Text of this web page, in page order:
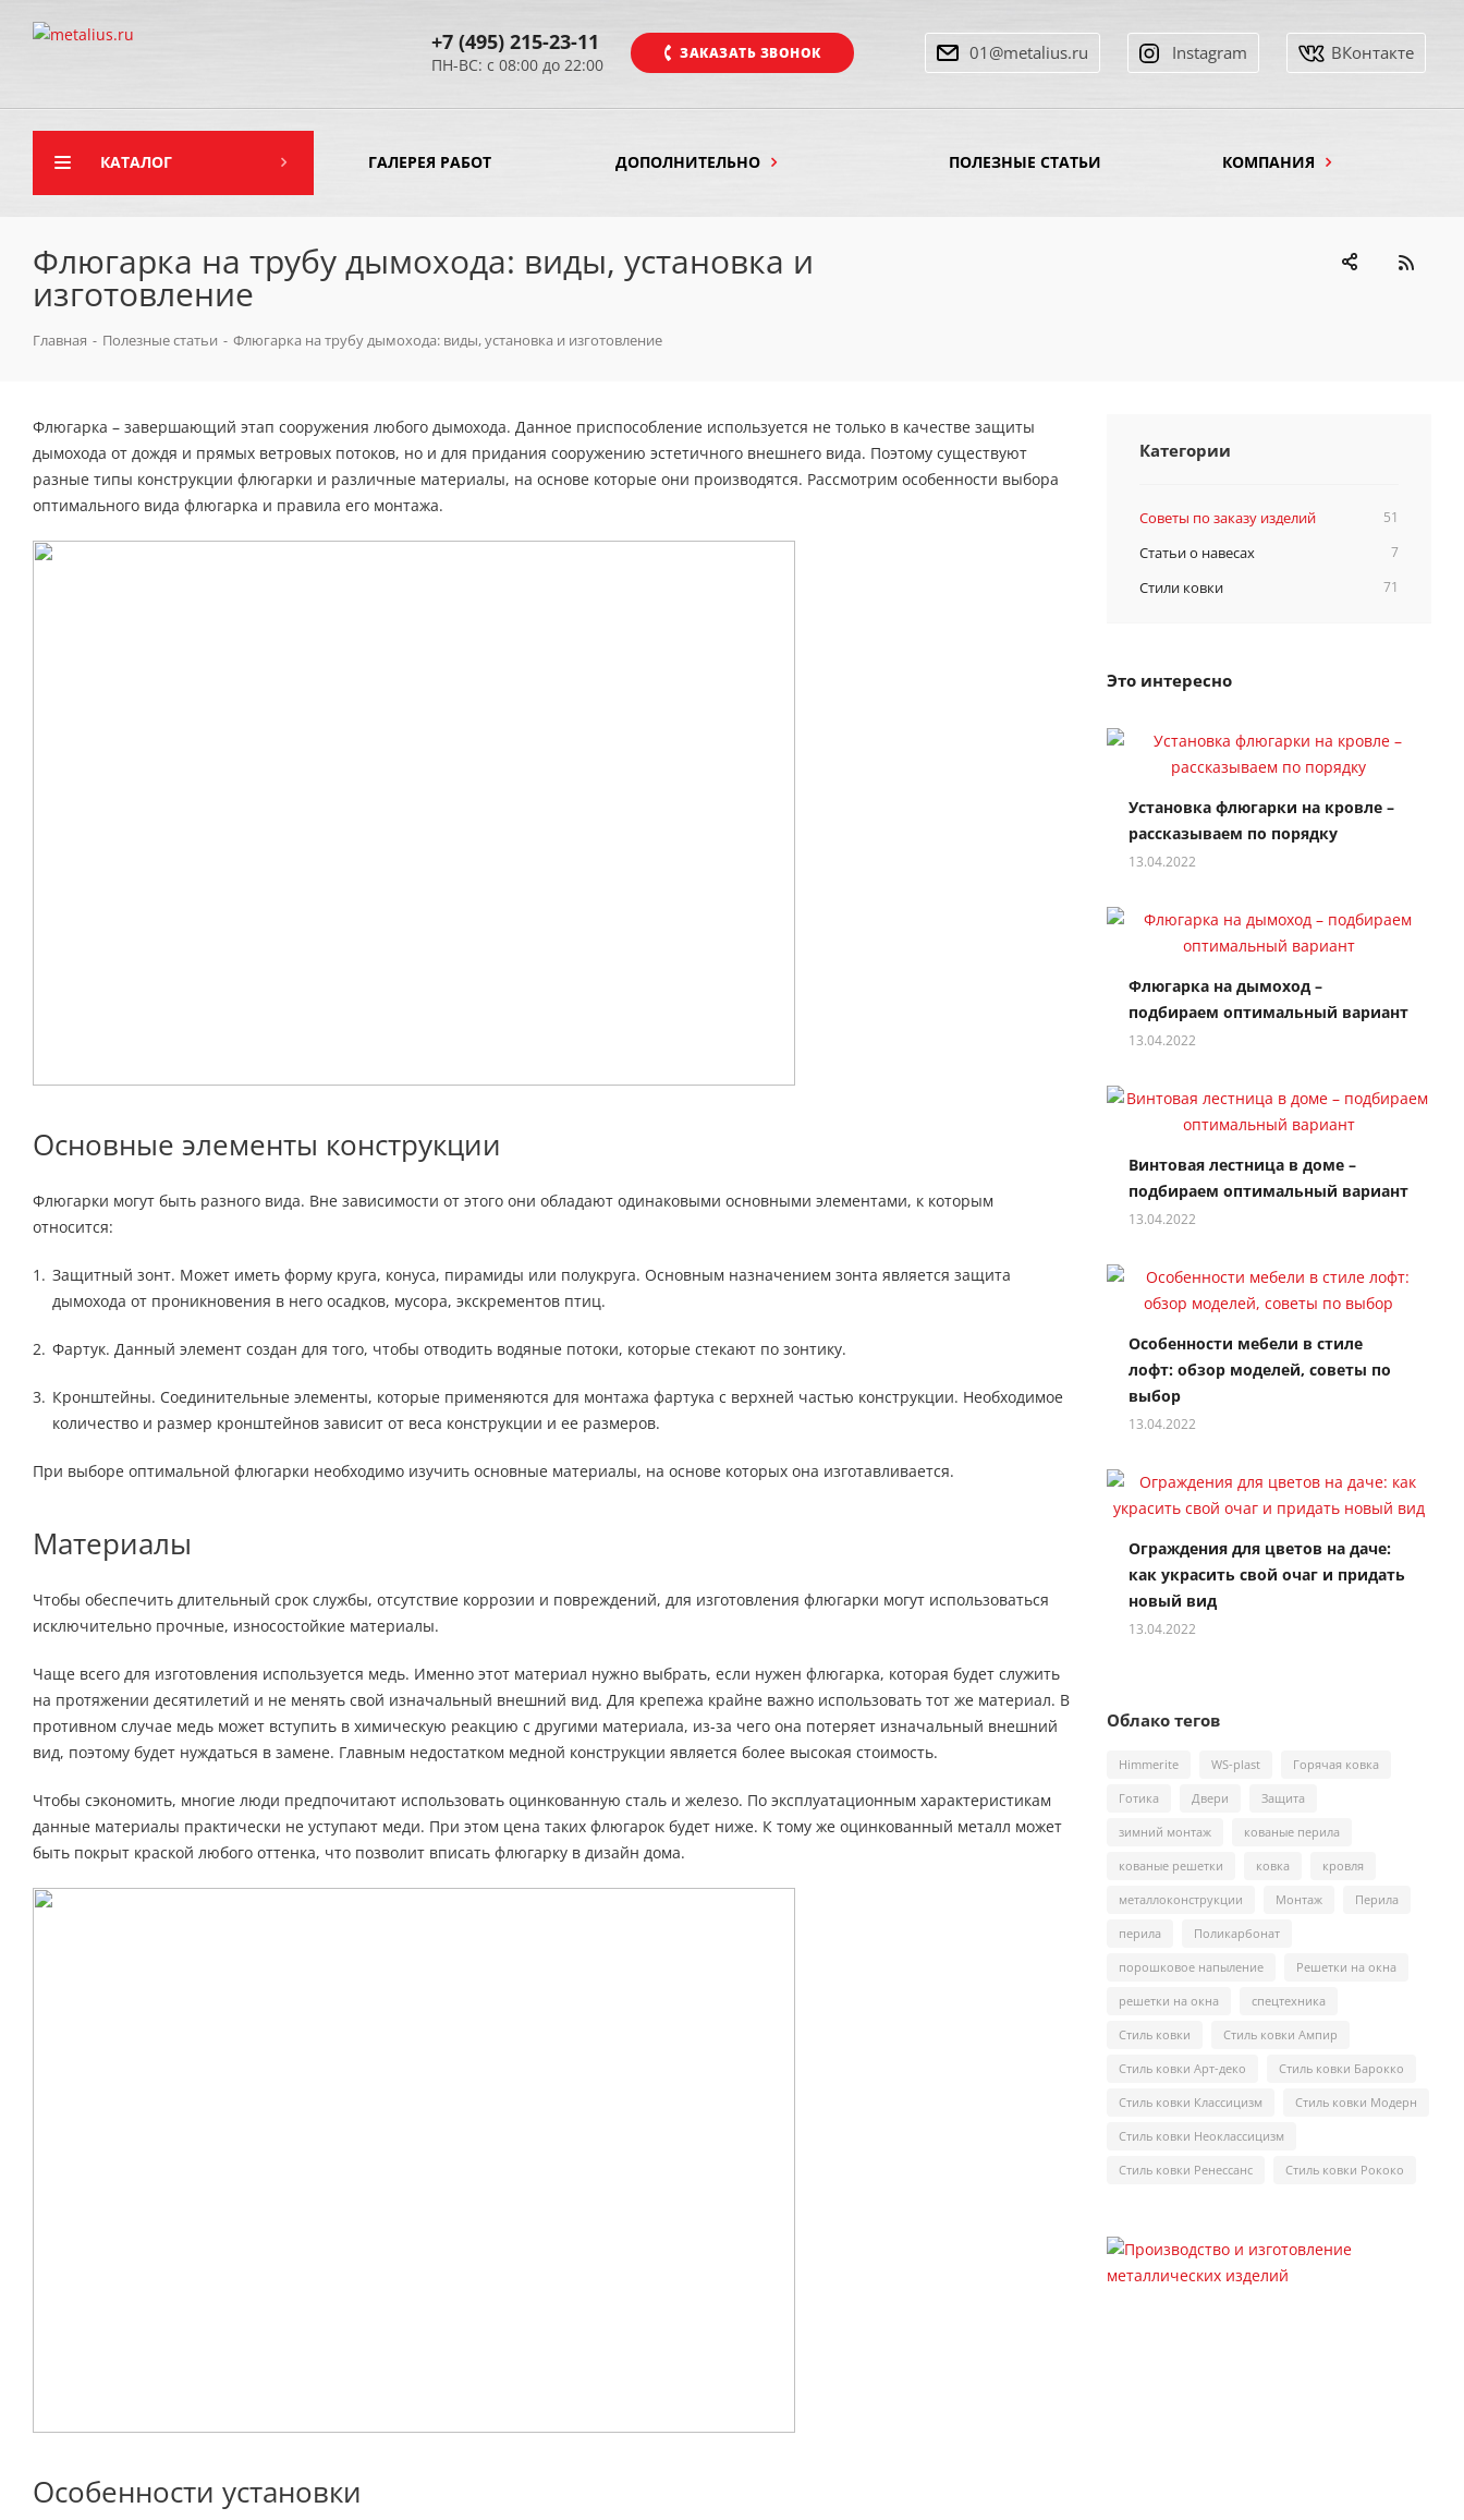
ЗАКАЗАТЬ ЗВОНОК 01@metalius.ru Instagram ВКонтакте
+7 (495) 215-23-11
ПН-ВС: с 08:00 до 22:00
КАТАЛОГ ГАЛЕРЕЯ РАБОТ ДОПОЛНИТЕЛЬНО ПОЛЕЗНЫЕ СТАТЬИ КОМПАНИЯ
Флюгарка на трубу дымохода: виды, установка и
изготовление
Главная - Полезные статьи - Флюгарка на трубу дымохода: виды, установка и изготовление
Флюгарка – завершающий этап сооружения любого дымохода. Данное приспособление используется не только в качестве защиты
дымохода от дождя и прямых ветровых потоков, но и для придания сооружению эстетичного внешнего вида. Поэтому существуют
разные типы конструкции флюгарки и различные материалы, на основе которые они производятся. Рассмотрим особенности выбора
оптимального вида флюгарка и правила его монтажа.
Основные элементы конструкции
Флюгарки могут быть разного вида. Вне зависимости от этого они обладают одинаковыми основными элементами, к которым
относится:
Защитный зонт. Может иметь форму круга, конуса, пирамиды или полукруга. Основным назначением зонта является защита
дымохода от проникновения в него осадков, мусора, экскрементов птиц.
Фартук. Данный элемент создан для того, чтобы отводить водяные потоки, которые стекают по зонтику.
Кронштейны. Соединительные элементы, которые применяются для монтажа фартука с верхней частью конструкции. Необходимое
количество и размер кронштейнов зависит от веса конструкции и ее размеров.
При выборе оптимальной флюгарки необходимо изучить основные материалы, на основе которых она изготавливается.
Материалы
Чтобы обеспечить длительный срок службы, отсутствие коррозии и повреждений, для изготовления флюгарки могут использоваться
исключительно прочные, износостойкие материалы.
Чаще всего для изготовления используется медь. Именно этот материал нужно выбрать, если нужен флюгарка, которая будет служить
на протяжении десятилетий и не менять свой изначальный внешний вид. Для крепежа крайне важно использовать тот же материал. В
противном случае медь может вступить в химическую реакцию с другими материала, из-за чего она потеряет изначальный внешний
вид, поэтому будет нуждаться в замене. Главным недостатком медной конструкции является более высокая стоимость.
Чтобы сэкономить, многие люди предпочитают использовать оцинкованную сталь и железо. По эксплуатационным характеристикам
данные материалы практически не уступают меди. При этом цена таких флюгарок будет ниже. К тому же оцинкованный металл может
быть покрыт краской любого оттенка, что позволит вписать флюгарку в дизайн дома.
Особенности установки
Категории
Советы по заказу изделий 51
Статьи о навесах 7
Стили ковки 71
Это интересно
Установка флюгарки на кровле –
рассказываем по порядку
13.04.2022
Флюгарка на дымоход –
подбираем оптимальный вариант
13.04.2022
Винтовая лестница в доме –
подбираем оптимальный вариант
13.04.2022
Особенности мебели в стиле
лофт: обзор моделей, советы по
выбор
13.04.2022
Ограждения для цветов на даче:
как украсить свой очаг и придать
новый вид
13.04.2022
Облако тегов
Himmerite WS-plast Горячая ковка
Готика Двери Защита
зимний монтаж кованые перила
кованые решетки ковка кровля
металлоконструкции Монтаж Перила
перила Поликарбонат
порошковое напыление Решетки на окна
решетки на окна спецтехника
Стиль ковки Стиль ковки Ампир
Стиль ковки Арт-деко Стиль ковки Барокко
Стиль ковки Классицизм Стиль ковки Модерн
Стиль ковки Неоклассицизм
Стиль ковки Ренессанс Стиль ковки Рококо